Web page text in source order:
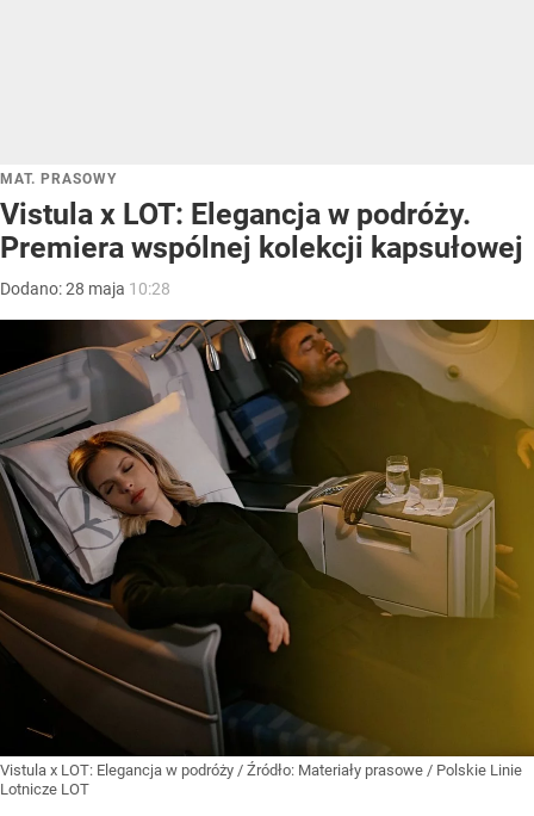
MAT. PRASOWY
Vistula x LOT: Elegancja w podróży.
Premiera wspólnej kolekcji kapsułowej
Dodano:28 maja 10:28
Vistula x LOT: Elegancja w podróży / Źródło: Materiały prasowe / Polskie Linie
Lotnicze LOT